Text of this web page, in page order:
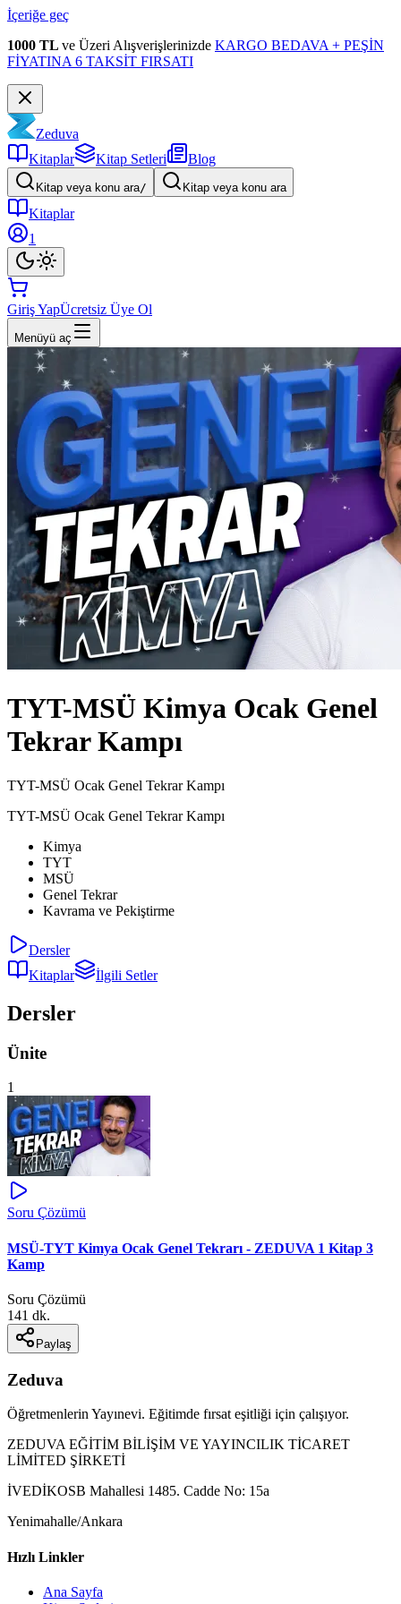
İçeriğe geç
1000 TL ve Üzeri Alışverişlerinizde KARGO BEDAVA + PEŞİN
FİYATINA 6 TAKSİT FIRSATI
Zeduva
Kitaplar
Kitap Setleri Blog
Kitap veya konu ara/ Kitap veya konu ara
Kitaplar
1
Giriş YapÜcretsiz Üye Ol
Menüyü aç
TYT-MSÜ Kimya Ocak Genel
Tekrar Kampı
TYT-MSÜ Ocak Genel Tekrar Kampı
TYT-MSÜ Ocak Genel Tekrar Kampı
Kimya
TYT
MSÜ
Genel Tekrar
Kavrama ve Pekiştirme
Dersler
Kitaplar
İlgili Setler
Dersler
Ünite
1
Soru Çözümü
MSÜ-TYT Kimya Ocak Genel Tekrarı - ZEDUVA 1 Kitap 3
Kamp
Soru Çözümü
141 dk.
Paylaş
Zeduva
Öğretmenlerin Yayınevi. Eğitimde fırsat eşitliği için çalışıyor.
ZEDUVA EĞİTİM BİLİŞİM VE YAYINCILIK TİCARET
LİMİTED ŞİRKETİ
İVEDİKOSB Mahallesi 1485. Cadde No: 15a
Yenimahalle/Ankara
Hızlı Linkler
Ana Sayfa